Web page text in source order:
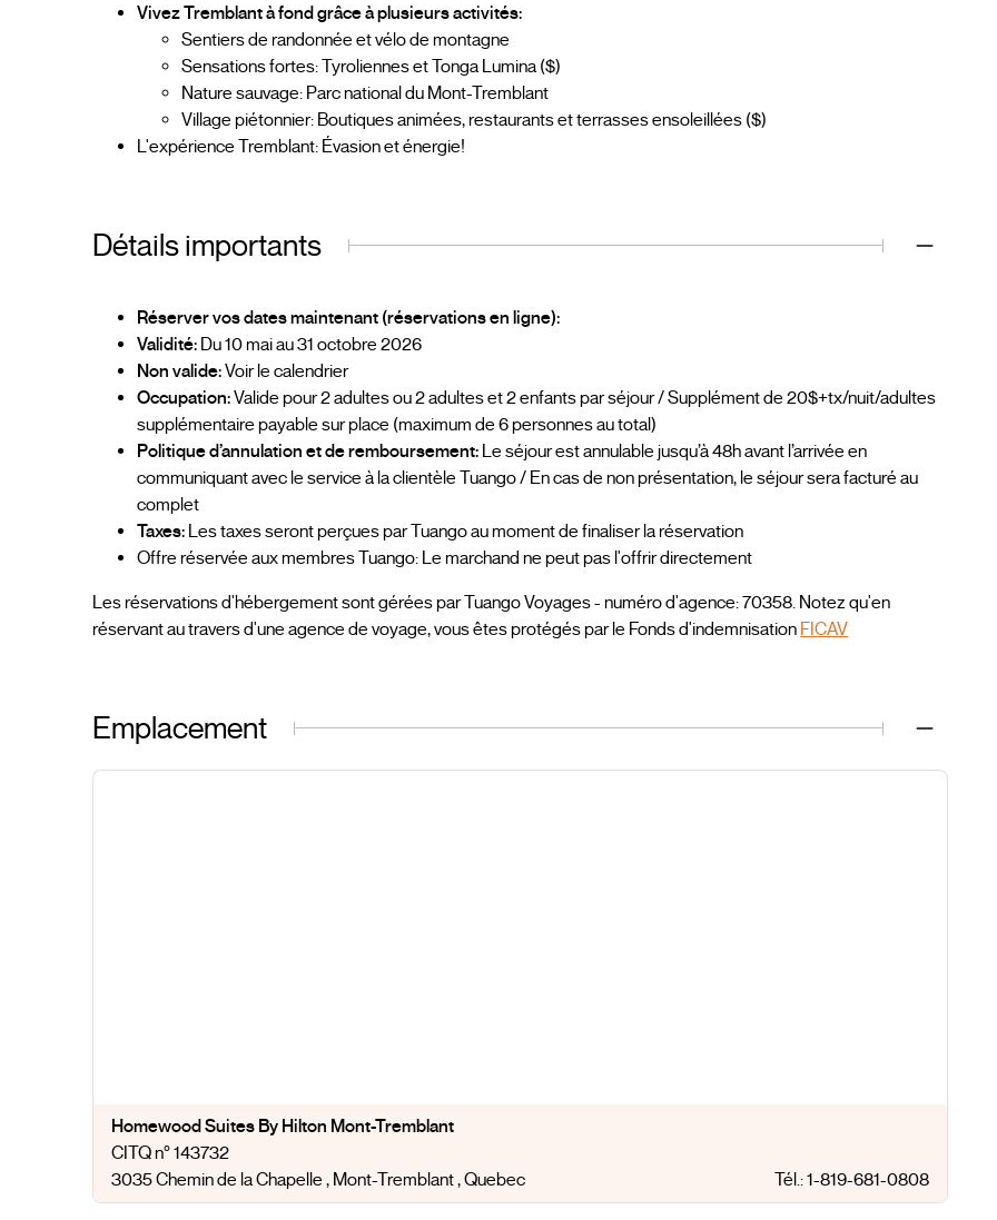
Vivez Tremblant à fond grâce à plusieurs activités:
Sentiers de randonnée et vélo de montagne
Sensations fortes: Tyroliennes et Tonga Lumina ($)
Nature sauvage: Parc national du Mont-Tremblant
Village piétonnier: Boutiques animées, restaurants et terrasses ensoleillées ($)
L'expérience Tremblant: Évasion et énergie!
Détails importants
Réserver vos dates maintenant (réservations en ligne):
Validité: Du 10 mai au 31 octobre 2026
Non valide:Voir le calendrier
Occupation:Valide pour 2 adultes ou 2 adultes et 2 enfants par séjour / Supplément de 20$+tx/nuit/adultes
supplémentaire payable sur place (maximum de 6 personnes au total)
Politique d’annulation et de remboursement: Le séjour est annulable jusqu’à 48h avant l’arrivée en
communiquant avec le service à la clientèle Tuango / En cas de non présentation, le séjour sera facturé au
complet
Taxes: Les taxes seront perçues par Tuango au moment de finaliser la réservation
Offre réservée aux membres Tuango: Le marchand ne peut pas l'offrir directement
Les réservations d'hébergement sont gérées par Tuango Voyages - numéro d'agence: 70358. Notez qu'en
réservant au travers d'une agence de voyage, vous êtes protégés par le Fonds d'indemnisation FICAV
Emplacement
Homewood Suites By Hilton Mont-Tremblant
CITQ n° 143732
3035 Chemin de la Chapelle, Mont-Tremblant, Quebec Tél.: 1-819-681-0808